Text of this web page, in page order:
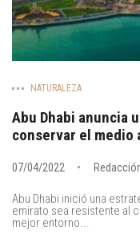
NATURALEZA
Abu Dhabi anuncia
conservar el medio
07/04/2022
Abu Dhabi inició una
emirato sea resistente al
mejor entorno...